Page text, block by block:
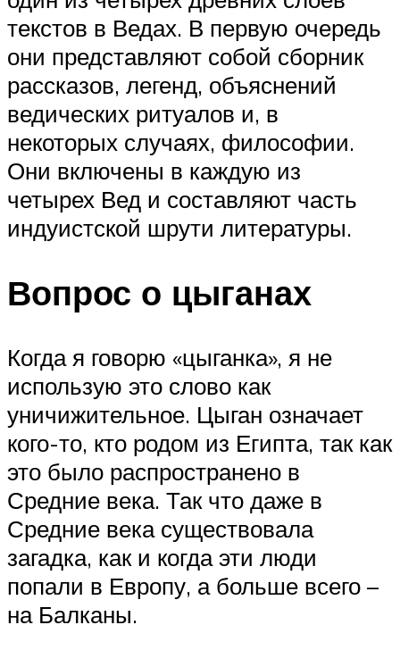
текстов в Ведах. В первую очередь
они представляют собой сборник
рассказов, легенд, объяснений
ведических ритуалов и, в
некоторых случаях, философии.
Они включены в каждую из
четырех Вед и составляют часть
индуистской шрути литературы.
Вопрос о цыганах
Когда я говорю «цыганка», я не
использую это слово как
уничижительное. Цыган означает
кого-то, кто родом из Египта, так как
это было распространено в
Средние века. Так что даже в
Средние века существовала
загадка, как и когда эти люди
попали в Европу, а больше всего –
на Балканы.